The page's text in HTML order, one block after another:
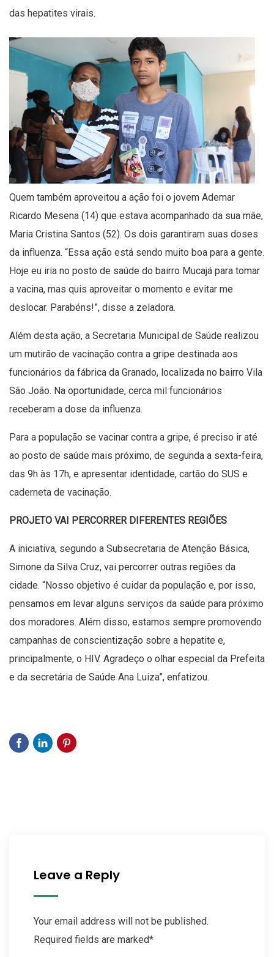
das hepatites virais.
Quem também aproveitou a ação foi o jovem Ademar
Ricardo Mesena (14) que estava acompanhado da sua mãe,
Maria Cristina Santos (52). Os dois garantiram suas doses
da influenza. “Essa ação está sendo muito boa para a gente.
Hoje eu iria no posto de saúde do bairro Mucajá para tomar
a vacina, mas quis aproveitar o momento e evitar me
deslocar. Parabéns!”, disse a zeladora.
Além desta ação, a Secretaria Municipal de Saúde realizou
um mutirão de vacinação contra a gripe destinada aos
funcionários da fábrica da Granado, localizada no bairro Vila
São João. Na oportunidade, cerca mil funcionários
receberam a dose da influenza.
Para a população se vacinar contra a gripe, é preciso ir até
ao posto de saúde mais próximo, de segunda a sexta-feira,
das 9h às 17h, e apresentar identidade, cartão do SUS e
caderneta de vacinação.
PROJETO VAI PERCORRER DIFERENTES REGIÕES
A iniciativa, segundo a Subsecretaria de Atenção Básica,
Simone da Silva Cruz, vai percorrer outras regiões da
cidade. “Nosso objetivo é cuidar da população e, por isso,
pensamos em levar alguns serviços da saúde para próximo
dos moradores. Além disso, estamos sempre promovendo
campanhas de conscientização sobre a hepatite e,
principalmente, o HIV. Agradeço o olhar especial da Prefeita
e da secretária de Saúde Ana Luiza”, enfatizou.
Leave a Reply
Your email address will not be published.
Required fields are marked*